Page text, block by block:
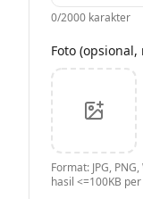
0/2000 karakter
Foto (opsional,
Format: JPG,
hasil <=100KB